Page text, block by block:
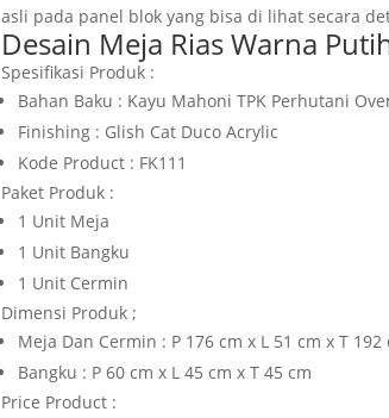
asli pada panel blok yang bisa di lihat secara
Desain Meja Rias Warna
Spesifikasi Produk :
Bahan Baku : Kayu Mahoni TPK Perhutani
Finishing : Glish Cat Duco Acrylic
Kode Product : FK111
Paket Produk :
1 Unit Meja
1 Unit Bangku
1 Unit Cermin
Dimensi Produk ;
Meja Dan Cermin : P 176 cm x L 51 cm x T 192
Bangku : P 60 cm x L 45 cm x T 45 cm
Price Product :